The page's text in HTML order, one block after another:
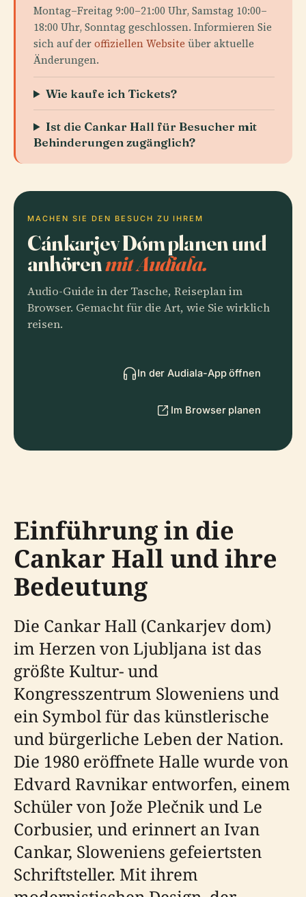
Montag–Freitag 9:00–21:00 Uhr, Samstag 10:00–
18:00 Uhr, Sonntag geschlossen. Informieren Sie
sich auf deroffiziellen Website über aktuelle
Änderungen.
Wie kaufe ich Tickets?
Ist die Cankar Hall für Besucher mit
Behinderungen zugänglich?
MACHEN SIE DEN BESUCH ZU IHREM
Cánkarjev Dóm planen und
anhörenmit Audiala.
Audio-Guide in der Tasche, Reiseplan im
Browser. Gemacht für die Art, wie Sie wirklich
reisen.
In der Audiala-App öffnen
Im Browser planen
Einführung in die
Cankar Hall und ihre
Bedeutung
Die Cankar Hall (Cankarjev dom)
im Herzen von Ljubljana ist das
größte Kultur- und
Kongresszentrum Sloweniens und
ein Symbol für das künstlerische
und bürgerliche Leben der Nation.
Die 1980 eröffnete Halle wurde von
Edvard Ravnikar entworfen, einem
Schüler von Jože Plečnik und Le
Corbusier, und erinnert an Ivan
Cankar, Sloweniens gefeiertsten
Schriftsteller. Mit ihrem